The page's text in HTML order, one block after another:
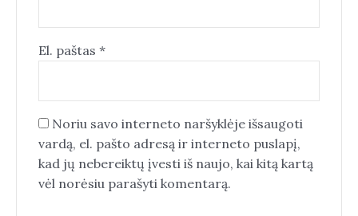
El. paštas *
Noriu savo interneto naršyklėje išsaugoti
vardą, el. pašto adresą ir interneto puslapį,
kad jų nebereiktų įvesti iš naujo, kai kitą kartą
vėl norėsiu parašyti komentarą.